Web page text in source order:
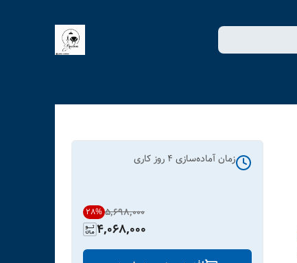
زمان آماده‌سازی 4 روز کاری
۵٬۶۹۸٬۰۰۰ 28%
4,068,000